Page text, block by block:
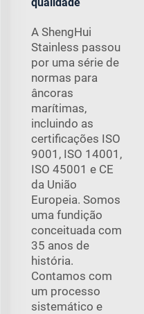
A ShengHui
Stainless passou
por uma série de
normas para
âncoras
marítimas,
incluindo as
certificações ISO
9001, ISO 14001,
ISO 45001 e CE
da União
Europeia. Somos
uma fundição
conceituada com
35 anos de
história.
Contamos com
um processo
sistemático e